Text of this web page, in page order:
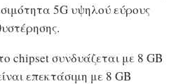
5G υψηλού εύρους
chipset συνδυάζεται με 8 GB
επεκτάσιμη με 8 GB